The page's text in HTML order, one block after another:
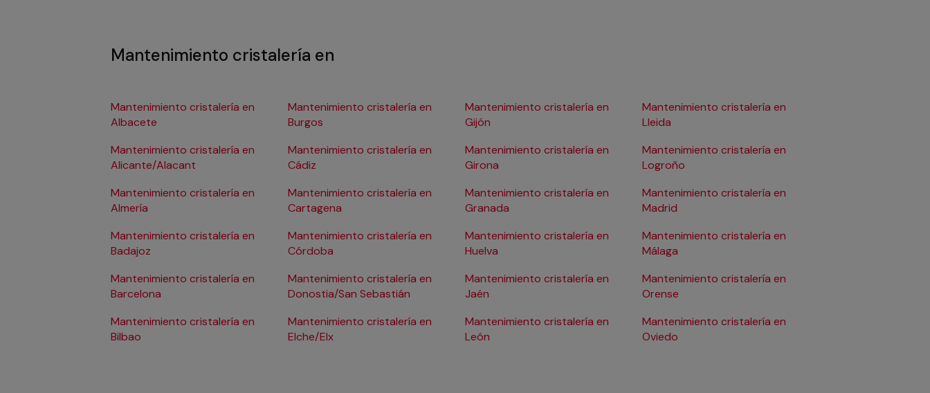
Mantenimiento cristalería en
Mantenimiento cristalería en
Albacete
Mantenimiento cristalería en
Alicante/Alacant
Mantenimiento cristalería en
Almería
Mantenimiento cristalería en
Badajoz
Mantenimiento cristalería en
Barcelona
Mantenimiento cristalería en
Bilbao
Mantenimiento cristalería en
Burgos
Mantenimiento cristalería en
Cádiz
Mantenimiento cristalería en
Cartagena
Mantenimiento cristalería en
Córdoba
Mantenimiento cristalería en
Donostia/San Sebastián
Mantenimiento cristalería en
Elche/Elx
Mantenimiento cristalería en
Gijón
Mantenimiento cristalería en
Girona
Mantenimiento cristalería en
Granada
Mantenimiento cristalería en
Huelva
Mantenimiento cristalería en
Jaén
Mantenimiento cristalería en
León
Mantenimiento cristalería en
Lleida
Mantenimiento cristalería en
Logroño
Mantenimiento cristalería en
Madrid
Mantenimiento cristalería en
Málaga
Mantenimiento cristalería en
Orense
Mantenimiento cristalería en
Oviedo